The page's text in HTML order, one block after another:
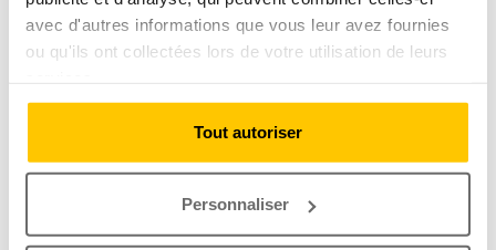
avec d'autres informations que vous leur avez fournies
ou qu'ils ont collectées lors de votre utilisation de leurs
Tout autoriser
Personnaliser